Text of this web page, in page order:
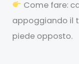
Come fare:
appoggiando il
piede opposto.